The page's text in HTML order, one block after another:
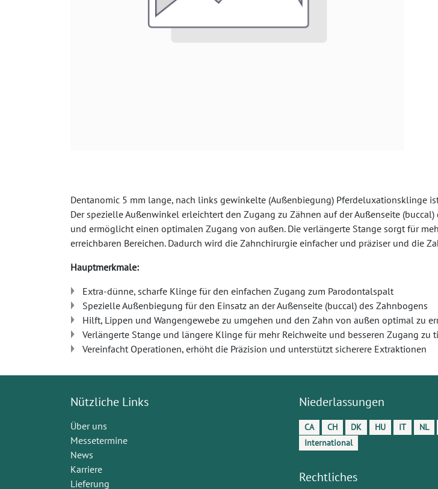
Dentanomic 5 mm lange, nach links gewinkelte (Außenbiegung) Pferdeluxationsklinge
Der spezielle Außenwinkel erleichtert den Zugang zu Zähnen auf der Außenseite
und ermöglicht einen optimalen Zugang von außen. Die verlängerte Stange sorgt für
erreichbaren Bereichen. Dadurch wird die Zahnchirurgie einfacher und präziser und die
Hauptmerkmale:
Extra-dünne, scharfe Klinge für den einfachen Zugang zum Parodontalspalt
Spezielle Außenbiegung für den Einsatz an der Außenseite (buccal) des Zahnbogens
Hilft, Lippen und Wangengewebe zu umgehen und den Zahn von außen optimal zu
Verlängerte Stange und längere Klinge für mehr Reichweite und besseren Zugang zu
Vereinfacht Operationen, erhöht die Präzision und unterstützt sicherere Extraktionen
Nützliche Links
Über uns
Messetermine
News
Karriere
Lieferung
Niederlassungen
CA CH DK HU IT NL
International
Rechtliches